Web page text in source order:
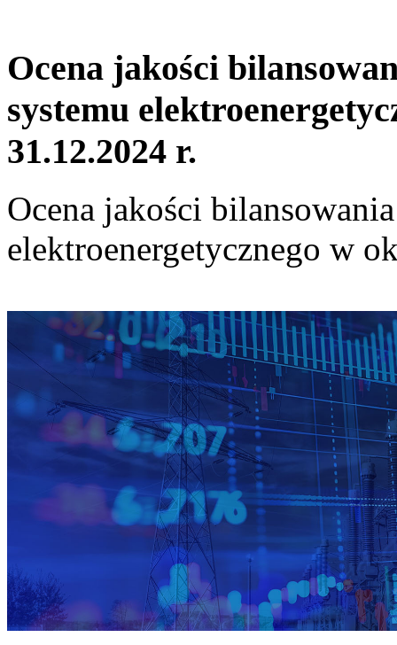
Ocena jakości
systemu
31.12.2024 r.
Ocena jakości
elektroenergetycznego w